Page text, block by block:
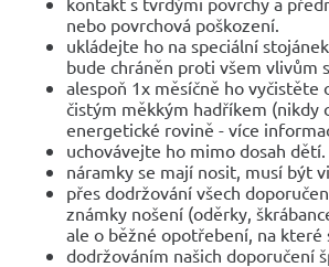
nebo povrchová poškození.
ukládejte ho na speciální
bude chráněn proti všem vlivům
alespoň 1x měsíčně ho
čistým měkkým hadříkem (nikdy
energetické rovině - více
uchovávejte ho mimo dosah dětí.
náramky se mají nosit, musí být
přes dodržování všech
známky nošení (oděrky,
ale o běžné opotřebení, na které
dodržováním našich doporučení